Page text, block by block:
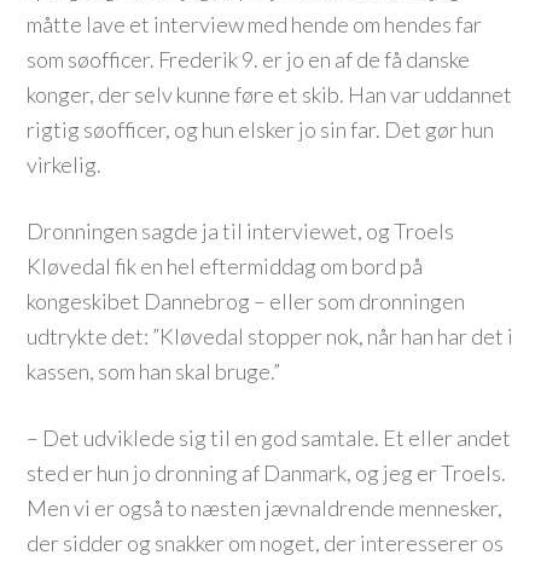
måtte lave et interview med hende om hendes far
som søofficer. Frederik 9. er jo en af de få danske
konger, der selv kunne føre et skib. Han var uddannet
rigtig søofficer, og hun elsker jo sin far. Det gør hun
virkelig.
Dronningen sagde ja til interviewet, og Troels
Kløvedal fik en hel eftermiddag om bord på
kongeskibet Dannebrog – eller som dronningen
udtrykte det: ”Kløvedal stopper nok, når han har det i
kassen, som han skal bruge.”
– Det udviklede sig til en god samtale. Et eller andet
sted er hun jo dronning af Danmark, og jeg er Troels.
Men vi er også to næsten jævnaldrende mennesker,
der sidder og snakker om noget, der interesserer os